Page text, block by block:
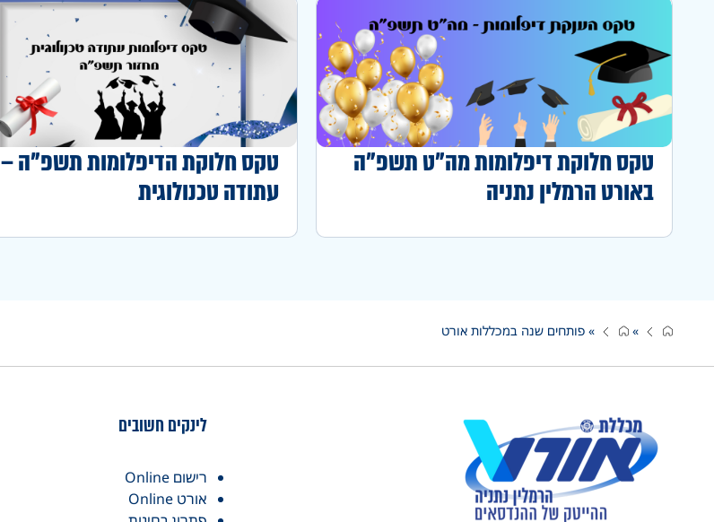
טקס חלוקת דיפלומות מה"ט תשפ"ה
באורט הרמלין נתניה
טקס חלוקת הדיפלומות תשפ"ה –
עתודה טכנולוגית
»
» פותחים שנה במכללות אורט
לינקים חשובים
רישום Online
אורט Online